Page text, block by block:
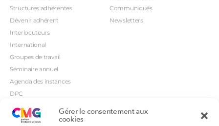
Gérer le consentement aux
cookies
Structures adhérentes
Dévenir adhérent
Interlocuteurs
International
Groupes de travail
Séminaire annuel
Agenda des instances
DPC
Orientations prioritaires
Communiqués
Newsletters